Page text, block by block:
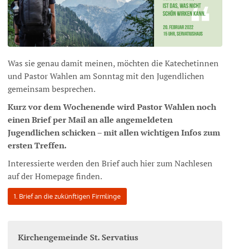
Was sie genau damit meinen, möchten die Katechetinnen
und Pastor Wahlen am Sonntag mit den Jugendlichen
gemeinsam besprechen.
Kurz vor dem Wochenende wird Pastor Wahlen noch
einen Brief per Mail an alle angemeldeten
Jugendlichen schicken – mit allen wichtigen Infos zum
ersten Treffen.
Interessierte werden den Brief auch hier zum Nachlesen
auf der Homepage finden.
1. Brief an die zukünftigen Firmlinge
Kirchengemeinde St. Servatius